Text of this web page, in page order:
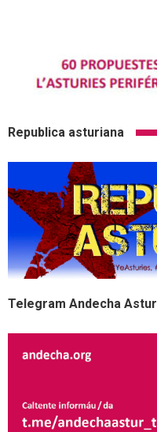
Republica asturiana
Telegram Andecha Astur